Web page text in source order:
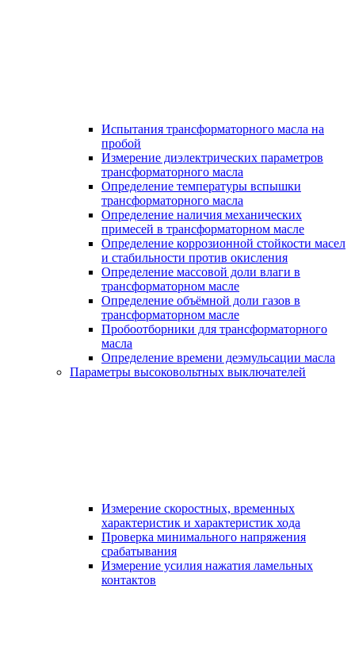
Испытания трансформаторного масла на
пробой
Измерение диэлектрических параметров
трансформаторного масла
Определение температуры вспышки
трансформаторного масла
Определение наличия механических
примесей в трансформаторном масле
Определение коррозионной стойкости масел
и стабильности против окисления
Определение массовой доли влаги в
трансформаторном масле
Определение объёмной доли газов в
трансформаторном масле
Пробоотборники для трансформаторного
масла
Определение времени деэмульсации масла
Параметры высоковольтных выключателей
Измерение скоростных, временных
характеристик и характеристик хода
Проверка минимального напряжения
срабатывания
Измерение усилия нажатия ламельных
контактов